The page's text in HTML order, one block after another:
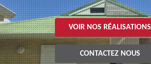
VOIR NOS RÉALISATIONS
CONTACTEZ NOUS